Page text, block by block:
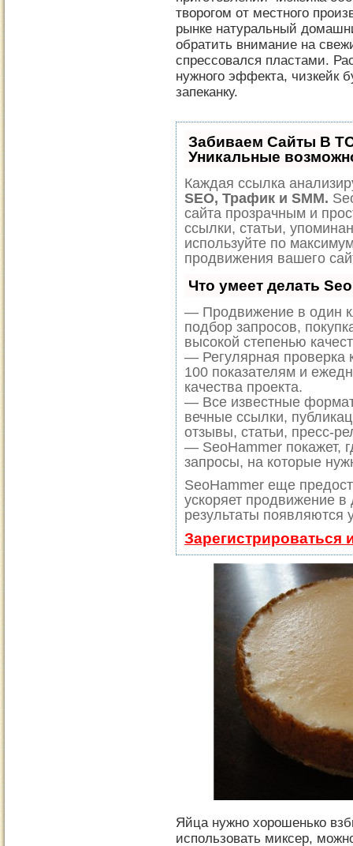
творогом от местного
рынке натуральный
обратить внимание на
спрессовался пластами.
нужного эффекта, чизкейк
запеканку.
Забиваем Сайты В
Уникальные
Каждая ссылка
SEO, Трафик и SMM.
сайта прозрачным и
ссылки, статьи,
используйте по
продвижения вашего
Что умеет делать
— Продвижение в один
подбор запросов,
высокой степенью
— Регулярная проверка
100 показателям и
качества проекта.
— Все известные
вечные ссылки,
отзывы, статьи, пресс-
— SeoHammer покажет,
запросы, на которые
SeoHammer еще
ускоряет продвижение
результаты появляются
Зарегистрироваться
Яйца нужно хорошенько
использовать миксер,